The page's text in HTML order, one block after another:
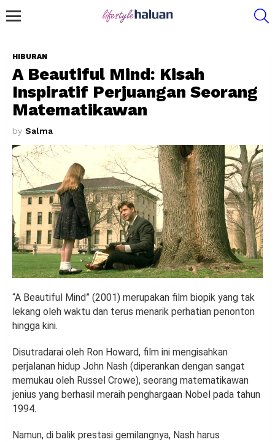
HIBURAN
A Beautiful Mind: Kisah
Inspiratif Perjuangan Seorang
Matematikawan
by Salma
“A Beautiful Mind” (2001) merupakan film biopik yang tak
lekang oleh waktu dan terus menarik perhatian penonton
hingga kini.
Disutradarai oleh Ron Howard, film ini mengisahkan
perjalanan hidup John Nash (diperankan dengan sangat
memukau oleh Russel Crowe), seorang matematikawan
jenius yang berhasil meraih penghargaan Nobel pada tahun
1994.
Namun, di balik prestasi gemilangnya, Nash harus